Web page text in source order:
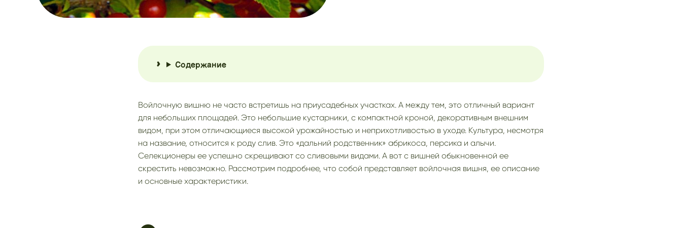
Содержание
Войлочную вишню не часто встретишь на приусадебных участках. А между тем, это отличный вариант
для небольших площадей. Это небольшие кустарники, с компактной кроной, декоративным внешним
видом, при этом отличающиеся высокой урожайностью и неприхотливостью в уходе. Культура, несмотря
на название, относится к роду слив. Это «дальний родственник» абрикоса, персика и алычи.
Селекционеры ее успешно скрещивают со сливовыми видами. А вот с вишней обыкновенной ее
скрестить невозможно. Рассмотрим подробнее, что собой представляет войлочная вишня, ее описание
и основные характеристики.